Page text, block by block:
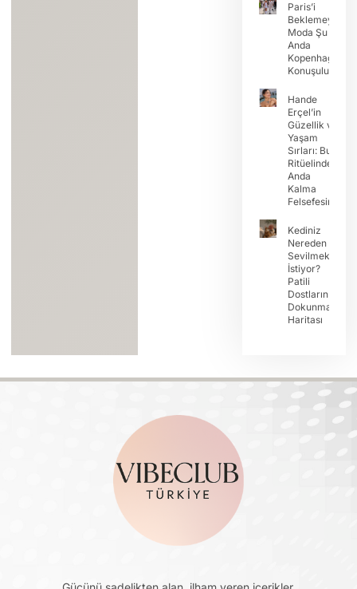
Paris’i
Beklemeyin:
Moda Şu
Anda
Kopenhag’da
Konuşuluyor
Hande
Erçel’in
Güzellik ve
Yaşam
Sırları: Buz
Ritüelinden
Anda
Kalma
Felsefesine
Kediniz
Nereden
Sevilmek
İstiyor?
Patili
Dostların
Dokunma
Haritası